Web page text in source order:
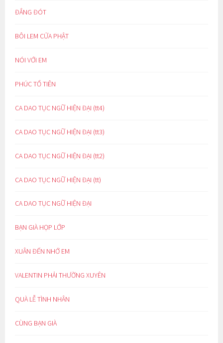
ĐẮNG ĐÓT
BÔI LEM CỬA PHẬT
NÓI VỚI EM
PHÚC TỔ TIÊN
CA DAO TỤC NGỮ HIỆN ĐẠI (tt4)
CA DAO TỤC NGỮ HIỆN ĐẠI (tt3)
CA DAO TỤC NGỮ HIỆN ĐẠI (tt2)
CA DAO TỤC NGỮ HIỆN ĐẠI (tt)
CA DAO TỤC NGỮ HIỆN ĐẠI
BẠN GIÀ HỌP LỚP
XUÂN ĐẾN NHỚ EM
VALENTIN PHẢI THƯỜNG XUYÊN
QUÀ LỄ TÌNH NHÂN
CÙNG BẠN GIÀ